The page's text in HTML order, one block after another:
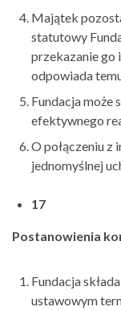
Majątek
statutowy
przekazanie go
odpowiada
Fundacja może
efektywnego
O połączeniu z
jednomyślnej
17
Postanowienia
Fundacja
ustawowym